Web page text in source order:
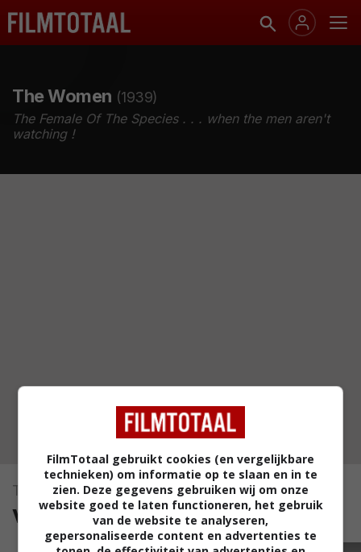
The Women (1939)
The Female Of The Species . . . when the men aren't
watching !
The Women
video's (1)
FilmTotaal gebruikt cookies (en vergelijkbare
technieken) om informatie op te slaan en in te
zien. Deze gegevens gebruiken wij om onze
website goed te laten functioneren, het gebruik
van de website te analyseren,
gepersonaliseerde content en advertenties te